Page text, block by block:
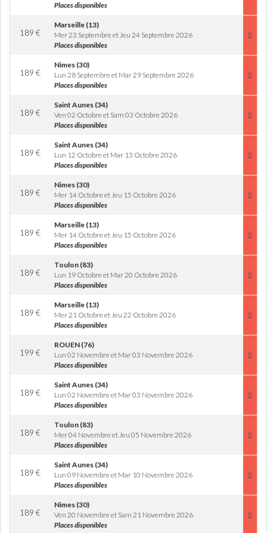
Places disponibles
189 €
Marseille (13)
Mer 23 Septembre et Jeu 24 Septembre 2026
Places disponibles
189 €
Nimes (30)
Lun 28 Septembre et Mar 29 Septembre 2026
Places disponibles
189 €
Saint Aunes (34)
Ven 02 Octobre et Sam 03 Octobre 2026
Places disponibles
189 €
Saint Aunes (34)
Lun 12 Octobre et Mar 13 Octobre 2026
Places disponibles
189 €
Nimes (30)
Mer 14 Octobre et Jeu 15 Octobre 2026
Places disponibles
189 €
Marseille (13)
Mer 14 Octobre et Jeu 15 Octobre 2026
Places disponibles
189 €
Toulon (83)
Lun 19 Octobre et Mar 20 Octobre 2026
Places disponibles
189 €
Marseille (13)
Mer 21 Octobre et Jeu 22 Octobre 2026
Places disponibles
199 €
ROUEN (76)
Lun 02 Novembre et Mar 03 Novembre 2026
Places disponibles
189 €
Saint Aunes (34)
Lun 02 Novembre et Mar 03 Novembre 2026
Places disponibles
189 €
Toulon (83)
Mer 04 Novembre et Jeu 05 Novembre 2026
Places disponibles
189 €
Saint Aunes (34)
Lun 09 Novembre et Mar 10 Novembre 2026
Places disponibles
189 €
Nimes (30)
Ven 20 Novembre et Sam 21 Novembre 2026
Places disponibles